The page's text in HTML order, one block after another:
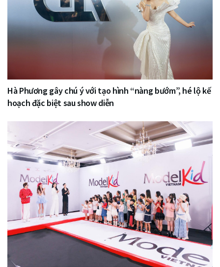
Hà Phương gây chú ý với tạo hình “nàng bướm”, hé lộ kế
hoạch đặc biệt sau show diễn